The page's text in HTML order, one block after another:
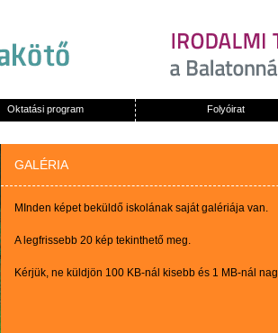
Oktatási program Folyóirat
GALÉRIA
MInden képet beküldő iskolának saját galériája van.
A legfrissebb 20 kép tekinthető meg.
Kérjük, ne küldjön 100 KB-nál kisebb és 1 MB-nál